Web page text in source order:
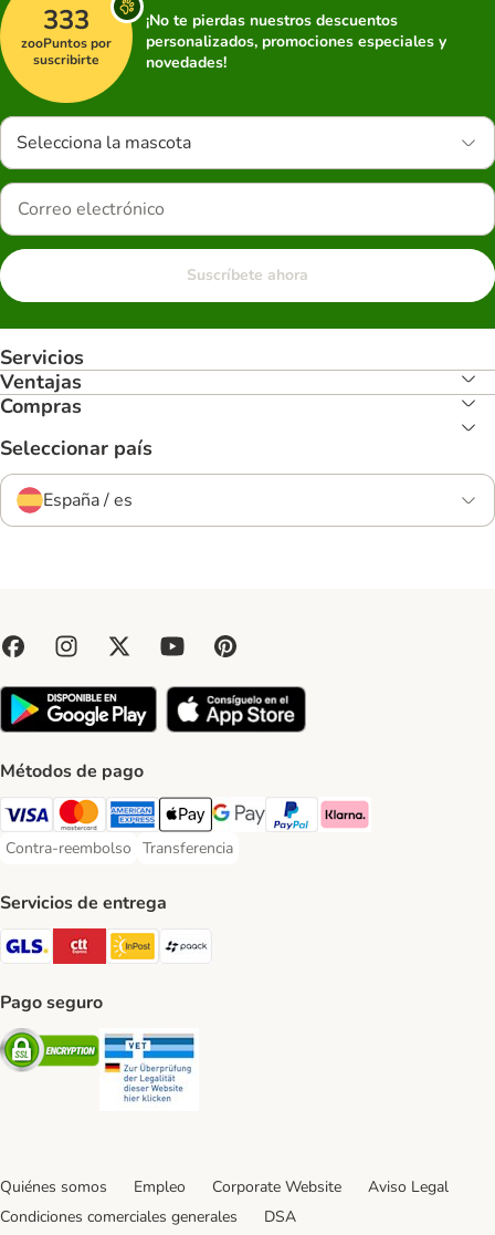
333
zooPuntos por
suscribirte
¡No te pierdas nuestros descuentos
personalizados, promociones especiales y
novedades!
Selecciona la mascota
Suscríbete ahora
Servicios
Ventajas
Compras
Seleccionar país
España / es
Métodos de pago
Visa Payment Method
Mastercard Payment Method
American Express Payment Method
Apple Pay Payment Method
Google Pay Payment Method
PayPal Payment Method
Klarna Payment Method
Contra-reembolso
Contra-reembolso Payment Method
Transferencia
Transferencia Payment Method
Servicios de entrega
GLS Shipping Method
CTTExpress Shipping Method
InPost Shipping Method
paack Shipping Method
Pago seguro
Security
Quiénes somos Empleo Corporate Website
Aviso Legal
Condiciones comerciales generales
DSA